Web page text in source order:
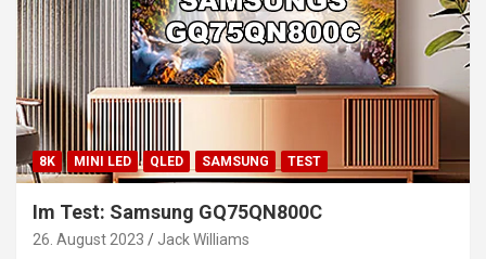
8K MINI LED QLED SAMSUNG TEST
Im Test: Samsung GQ75QN800C
26. August 2023 Jack Williams